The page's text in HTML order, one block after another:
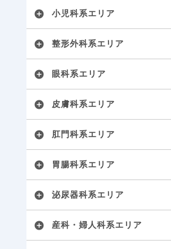
add_circle 小児科系エリア
add_circle 整形外科系エリア
add_circle 眼科系エリア
add_circle 皮膚科系エリア
add_circle 肛門科系エリア
add_circle 胃腸科系エリア
add_circle 泌尿器科系エリア
add_circle 産科・婦人科系エリア